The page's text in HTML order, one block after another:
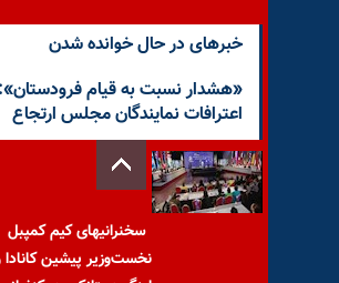
خبرهای در حال خوانده شدن
«هشدار نسبت به قیام
اعترافات نمایندگان مجلس ارتجاع
سخنرانیهای کیم کمپبل
نخست‌وزیر پیشین کانادا